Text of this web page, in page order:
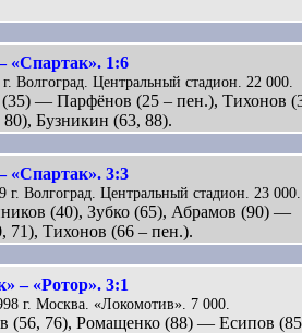
«Спартак». 1:6
Волгоград. Центральный стадион. 22 000.
— Парфёнов (25 – пен.), Тихонов
Бузникин (63, 88).
«Спартак». 3:3
г. Волгоград. Центральный стадион. 23 000.
(40), Зубко (65), Абрамов (90) —
71), Тихонов (66 – пен.).
– «Ротор». 3:1
г. Москва. «Локомотив». 7 000.
(56, 76), Ромащенко (88) — Есипов